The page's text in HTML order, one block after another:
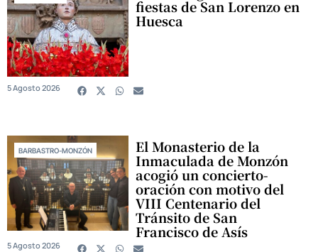
fiestas de San Lorenzo en
Huesca
5 Agosto 2026
BARBASTRO-MONZÓN El Monasterio de la
Inmaculada de Monzón
acogió un concierto-
oración con motivo del
VIII Centenario del
Tránsito de San
Francisco de Asís
5 Agosto 2026